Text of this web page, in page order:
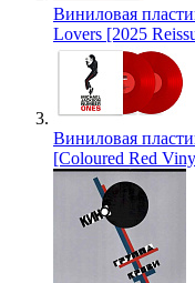
Виниловая
Lovers [2025
Виниловая
[Coloured Red